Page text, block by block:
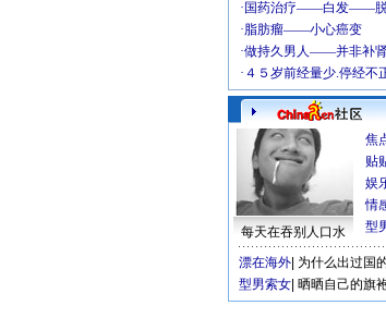
每天在吞别人口水
焦
贴
娱
情
型
漂在海外 为什么出过国
型男索女 晒晒自己的旗